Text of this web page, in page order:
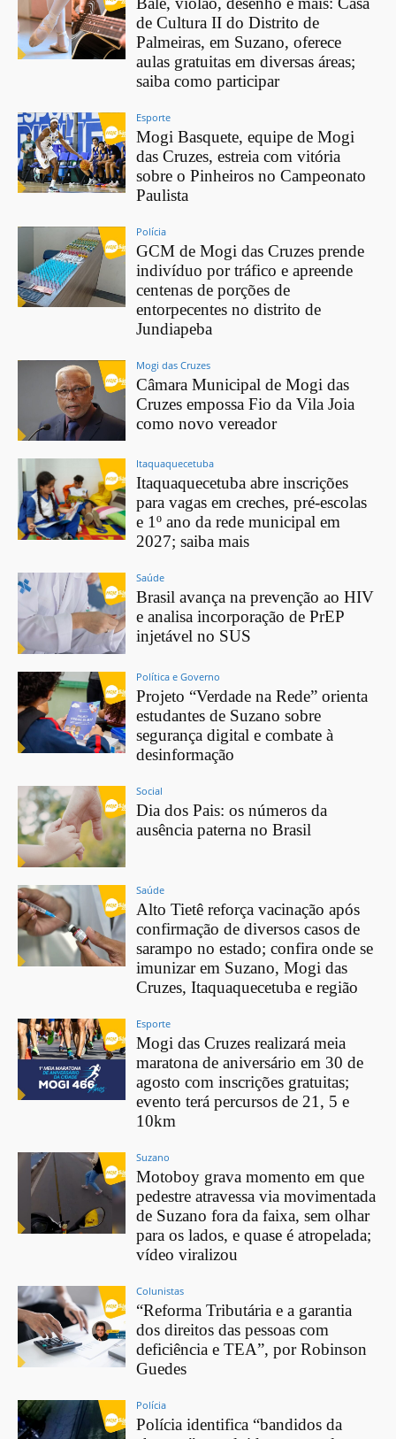
de Cultura II do Distrito de
Palmeiras, em Suzano, oferece
aulas gratuitas em diversas áreas;
saiba como participar
Esporte
Mogi Basquete, equipe de Mogi
das Cruzes, estreia com vitória
sobre o Pinheiros no Campeonato
Paulista
Polícia
GCM de Mogi das Cruzes prende
indivíduo por tráfico e apreende
centenas de porções de
entorpecentes no distrito de
Jundiapeba
Mogi das Cruzes
Câmara Municipal de Mogi das
Cruzes empossa Fio da Vila Joia
como novo vereador
Itaquaquecetuba
Itaquaquecetuba abre inscrições
para vagas em creches, pré-escolas
e 1º ano da rede municipal em
2027; saiba mais
Saúde
Brasil avança na prevenção ao HIV
e analisa incorporação de PrEP
injetável no SUS
Política e Governo
Projeto “Verdade na Rede” orienta
estudantes de Suzano sobre
segurança digital e combate à
desinformação
Social
Dia dos Pais: os números da
ausência paterna no Brasil
Saúde
Alto Tietê reforça vacinação após
confirmação de diversos casos de
sarampo no estado; confira onde se
imunizar em Suzano, Mogi das
Cruzes, Itaquaquecetuba e região
Esporte
Mogi das Cruzes realizará meia
maratona de aniversário em 30 de
agosto com inscrições gratuitas;
evento terá percursos de 21, 5 e
10km
Suzano
Motoboy grava momento em que
pedestre atravessa via movimentada
de Suzano fora da faixa, sem olhar
para os lados, e quase é atropelada;
vídeo viralizou
Colunistas
“Reforma Tributária e a garantia
dos direitos das pessoas com
deficiência e TEA”, por Robinson
Guedes
Polícia
Polícia identifica “bandidos da